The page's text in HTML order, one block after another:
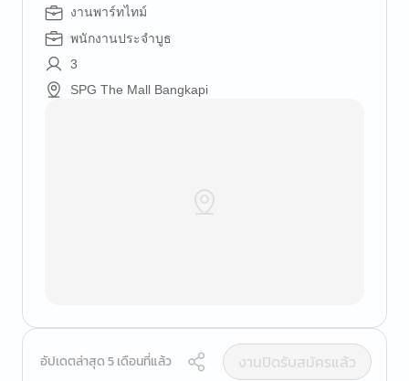
งานพาร์ทไทม์
พนักงานประจำบูธ
3
SPG The Mall Bangkapi
อัปเดตล่าสุด 5 เดือนที่แล้ว
งานปิดรับสมัครแล้ว